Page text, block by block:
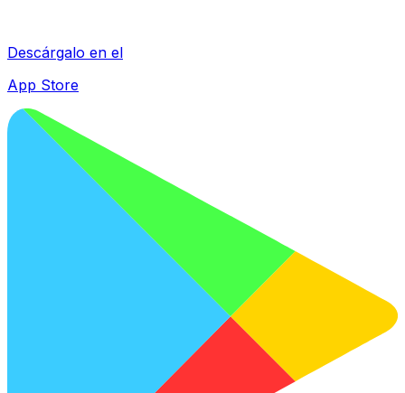
Descárgalo en el
App Store